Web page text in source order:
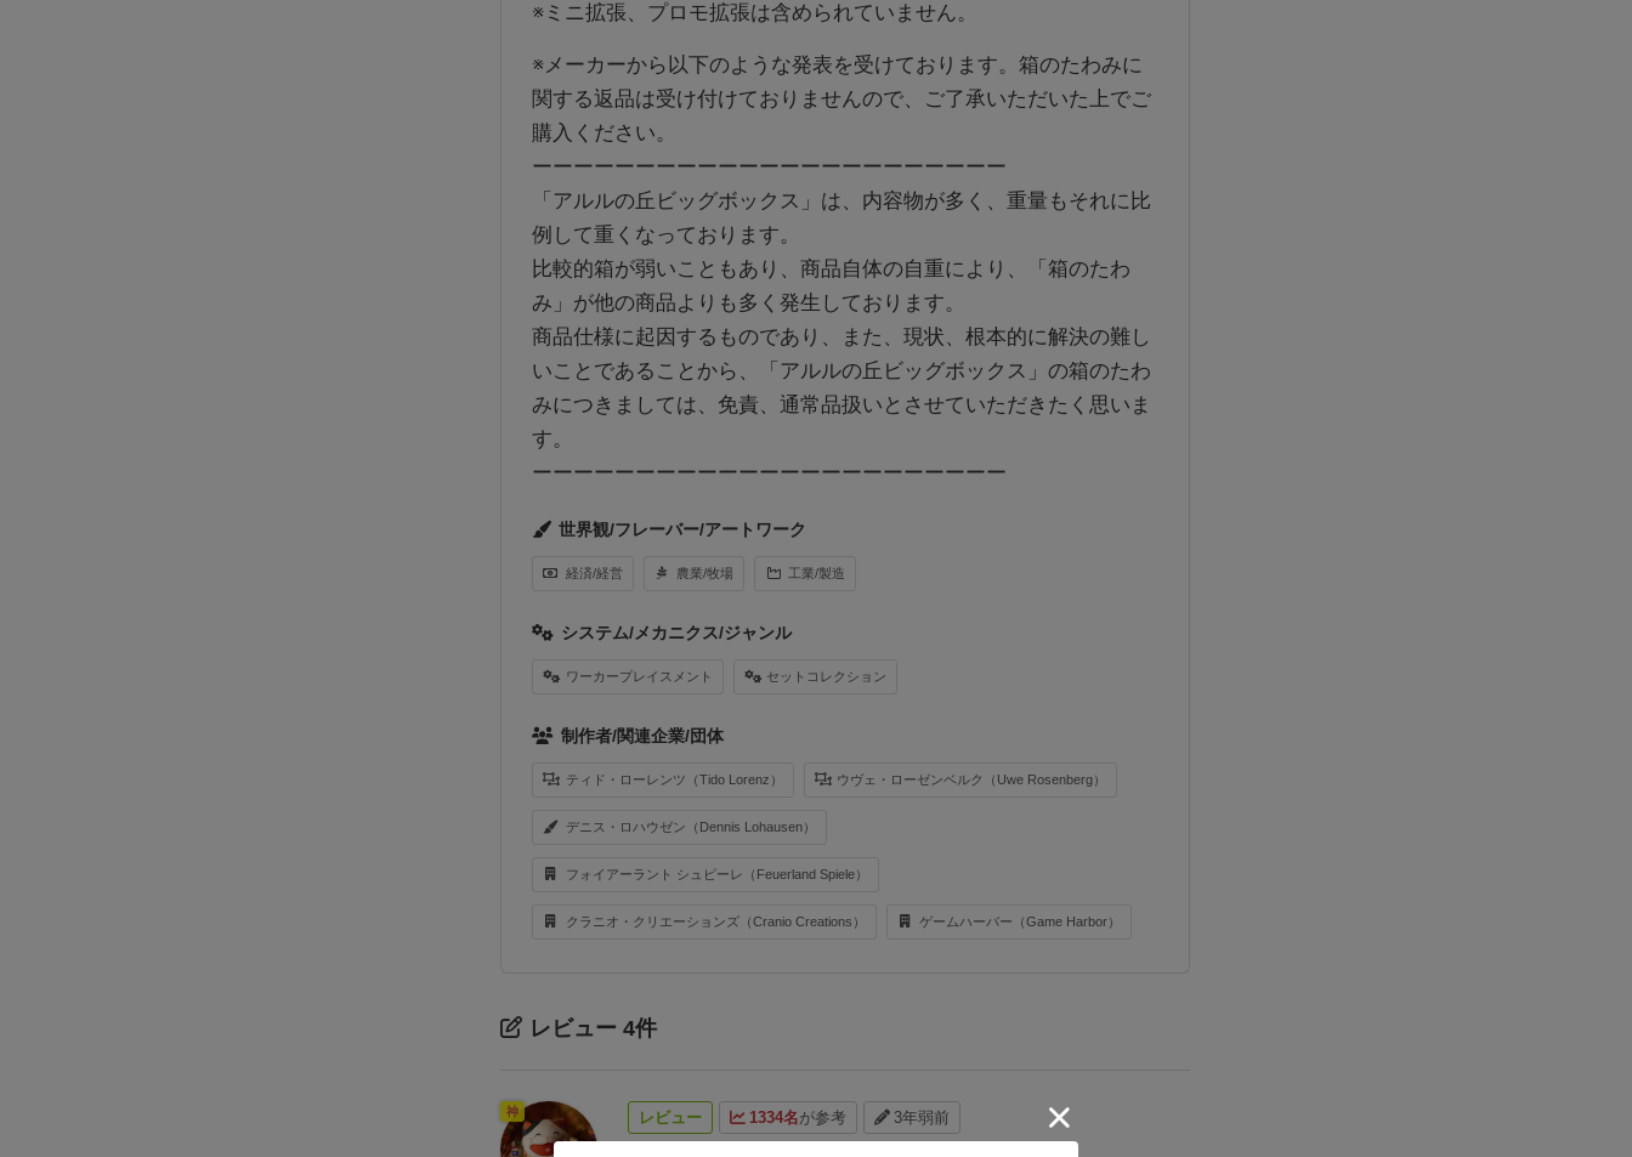
※ミニ拡張、プロモ拡張は含められていません。
※メーカーから以下のような発表を受けております。箱のたわみに
関する返品は受け付けておりませんので、ご了承いただいた上でご
購入ください。
ーーーーーーーーーーーーーーーーーーーーーーー
「アルルの丘ビッグボックス」は、内容物が多く、重量もそれに比
例して重くなっております。
比較的箱が弱いこともあり、商品自体の自重により、「箱のたわ
み」が他の商品よりも多く発生しております。
商品仕様に起因するものであり、また、現状、根本的に解決の難し
いことであることから、「アルルの丘ビッグボックス」の箱のたわ
みにつきましては、免責、通常品扱いとさせていただきたく思いま
す。
ーーーーーーーーーーーーーーーーーーーーーーー
世界観/フレーバー/アートワーク
経済/経営 農業/牧場 工業/製造
システム/メカニクス/ジャンル
ワーカープレイスメント セットコレクション
制作者/関連企業/団体
ティド・ローレンツ（Tido Lorenz） ウヴェ・ローゼンベルク（Uwe Rosenberg）
デニス・ロハウゼン（Dennis Lohausen）
フォイアーラント シュピーレ（Feuerland Spiele）
クラニオ・クリエーションズ（Cranio Creations） ゲームハーバー（Game Harbor）
レビュー 4件
レビュー 1334名が参考 3年弱前
神